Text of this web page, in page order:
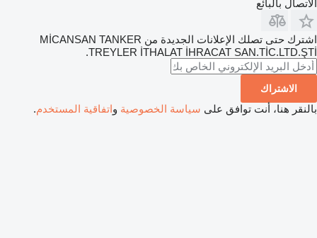
الاتصال بالبائع
اشترك حتى تصلك الإعلانات الجديدة من MİCANSAN TANKER
TREYLER İTHALAT İHRACAT SAN.TİC.LTD.ŞTİ.
الاشتراك
بالنقر هنا، أنت توافق على سياسة الخصوصية واتفاقية المستخدم.